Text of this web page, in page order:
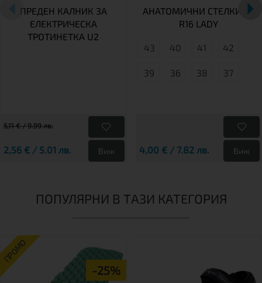
ПРЕДЕН КАЛНИК ЗА
ЕЛЕКТРИЧЕСКА
ТРОТИНЕТКА U2
5,11 € / 9.99 лв.
2,56 € / 5.01 лв. Виж
АНАТОМИЧНИ СТЕЛКИ ЗА
R16 LADY
43 40 41 42
39 36 38 37
4,00 € / 7.82 лв. Виж
ПОПУЛЯРНИ В ТАЗИ КАТЕГОРИЯ
ПРОМО
-25%